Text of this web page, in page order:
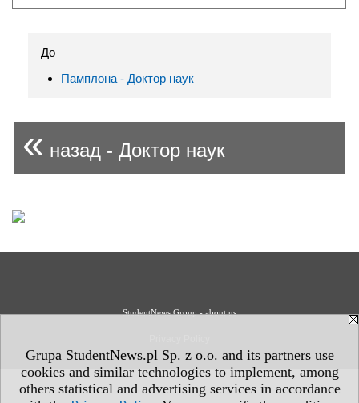
Grupa StudentNews.pl Sp. z o.o. and its partners use
cookies and similar technologies to implement, among
others statistical and advertising services in accordance
До
Памплона - Доктор наук
« назад - Доктор наук
StudentNews Group - about us